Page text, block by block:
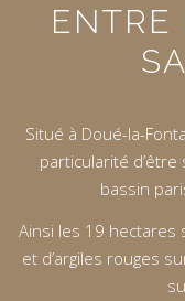
ENTRE
Situé à Doué-la-
particularité
bassin
Ainsi les 19
et d’argiles rouges